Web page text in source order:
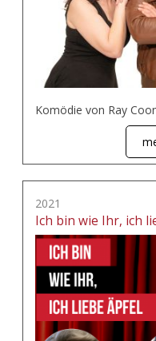
Komödie von Ray
2021
Ich bin wie Ihr, ich